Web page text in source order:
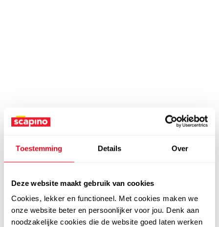
Toestemming Details Over
Deze website maakt gebruik van cookies
Cookies, lekker en functioneel. Met cookies maken we
onze website beter en persoonlijker voor jou. Denk aan
noodzakelijke cookies die de website goed laten werken